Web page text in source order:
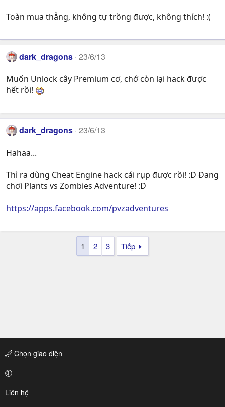
Toàn mua thẳng, không tự trồng được, không thích! :(
dark_dragons 23/6/13
Muốn Unlock cây Premium cơ, chớ còn lại hack được
hết rồi!
dark_dragons 23/6/13
Hahaa...
Thì ra dùng Cheat Engine hack cái rụp được rồi! :D Đang
chơi Plants vs Zombies Adventure! :D
https://apps.facebook.com/pvzadventures
1 2 3 Tiếp
Chọn giao diện
Liên hệ